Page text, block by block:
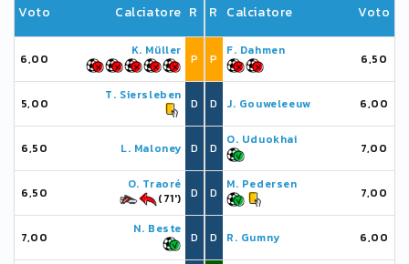
Voto Calciatore R
6,00
K. Müller
P
5,00
T. Siersleben
D
6,50 L. Maloney D
6,50
O. Traoré
(71')
D
7,00
N. Beste
D
R Calciatore Voto
P
F. Dahmen
6,50
D J. Gouweleeuw 6,00
D
O. Uduokhai
7,00
D
M. Pedersen
7,00
D R. Gumny 6,00